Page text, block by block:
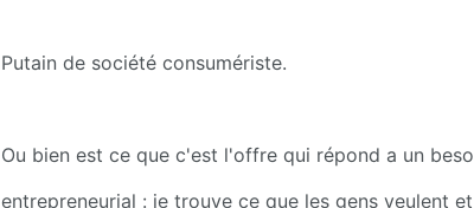
Putain de société consumériste.
Ou bien est ce que c'est l'offre qui répond a un
entrepreneurial : je trouve ce que les gens veulent